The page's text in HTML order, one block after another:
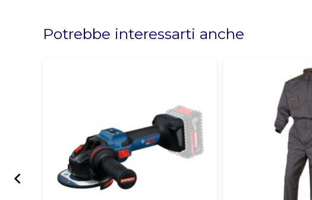
should
Potrebbe interessarti anche